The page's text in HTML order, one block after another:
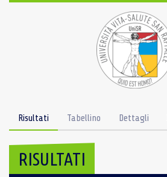
Risultati Tabellino Dettagli
RISULTATI